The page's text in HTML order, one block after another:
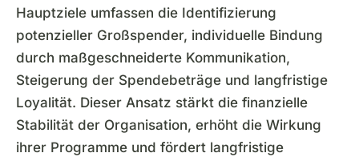
Hauptziele umfassen die Identifizierung
potenzieller Großspender, individuelle Bindung
durch maßgeschneiderte Kommunikation,
Steigerung der Spendebeträge und langfristige
Loyalität. Dieser Ansatz stärkt die finanzielle
Stabilität der Organisation, erhöht die Wirkung
ihrer Programme und fördert langfristige